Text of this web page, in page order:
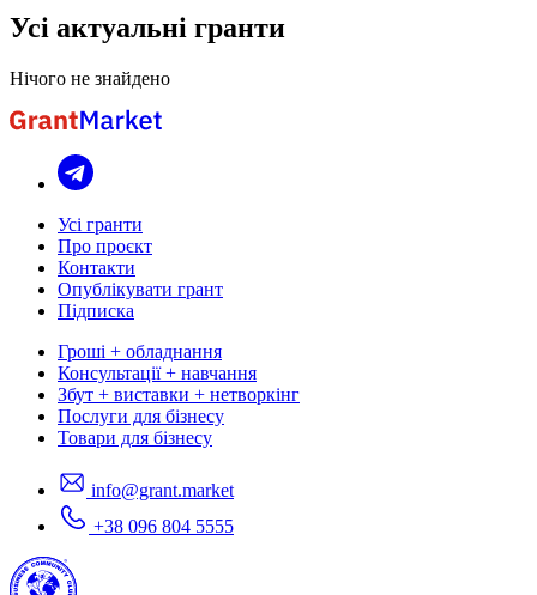
Усі актуальні гранти
Нічого не знайдено
Усі гранти
Про проєкт
Контакти
Опублікувати грант
Підписка
Гроші + обладнання
Консультації + навчання
Збут + виставки + нетворкінг
Послуги для бізнесу
Товари для бізнесу
info@grant.market
+38 096 804 5555